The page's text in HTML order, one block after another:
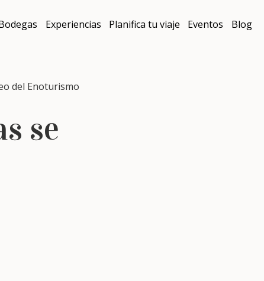
Experiencias Planifica tu viaje Eventos Blog
del Enoturismo
se